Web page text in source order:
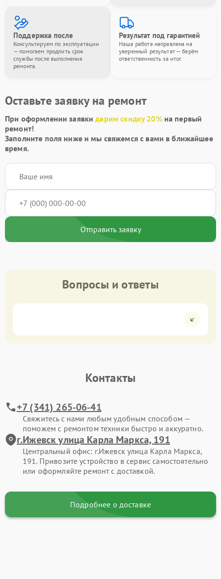
Поддержка после
Консультируем по эксплуатации
— помогаем продлить срок
службы после выполнения
ремонта.
Результат под гарантией
Наша работа направлена на
уверенный результат — берём
ответственность за итог.
Оставьте заявку на ремонт
При оформлении заявкидарим скидку 20%на первый
ремонт!
Заполните поля ниже и мы свяжемся с вами в ближайшее
время.
Отправить заявку
Вопросы и ответы
Контакты
+7 (341) 265-06-41
Свяжитесь с нами любым удобным способом —
поможем с ремонтом техники быстро и аккуратно.
г.Ижевск улица Карла Маркса, 191
Центральный офис: г.Ижевск улица Карла Маркса,
191. Привозите устройство в сервис самостоятельно
или оформляйте ремонт с доставкой.
Подробнее о доставке